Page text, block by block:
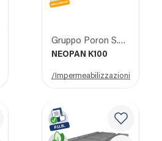
Gruppo Poron S.R.L.
NEOPAN K100
/Impermeabilizzazioni